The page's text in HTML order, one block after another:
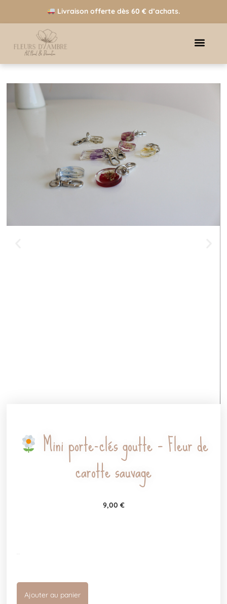
Livraison offerte dès 60 € d’achats.
Mini porte-clés goutte – Fleur de
carotte sauvage
9,00 €
Ajouter au panier